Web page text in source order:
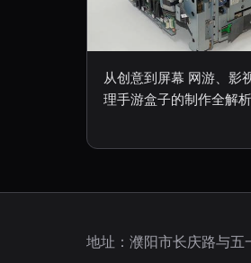
从创意到屏幕 网游、影
理手游盒子的制作全解析
地址：濮阳市长庆路与